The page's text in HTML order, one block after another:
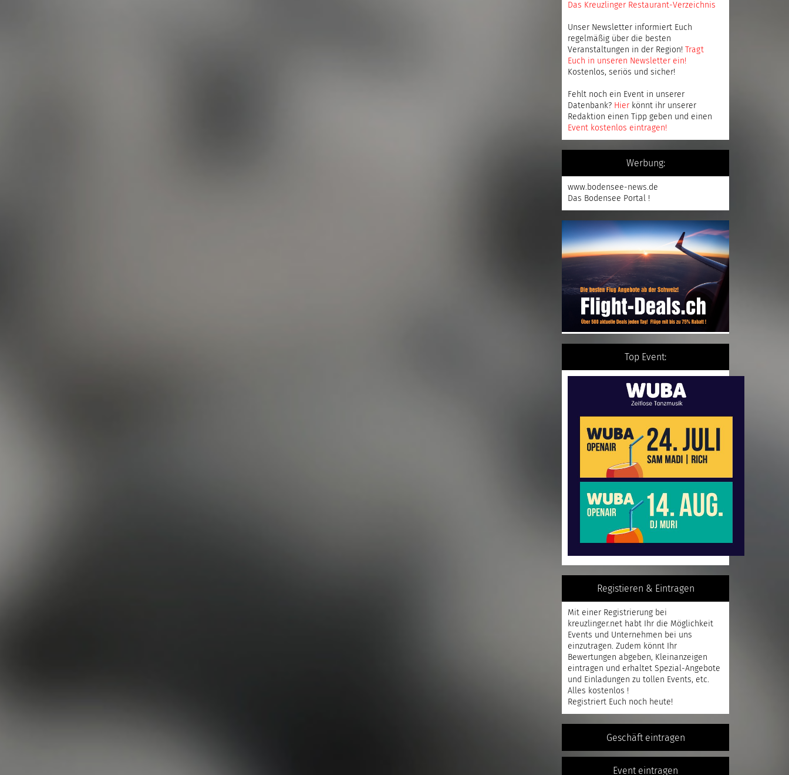
Das Kreuzlinger Restaurant-Verzeichnis
Unser Newsletter informiert Euch
regelmäßig über die besten
Veranstaltungen in der Region! Tragt
Euch in unseren Newsletter ein!
Kostenlos, seriös und sicher!
Fehlt noch ein Event in unserer
Datenbank? Hier könnt ihr unserer
Redaktion einen Tipp geben und einen
Event kostenlos eintragen!
Werbung:
www.bodensee-news.de
Das Bodensee Portal !
Top Event:
Registieren & Eintragen
Mit einer Registrierung bei
kreuzlinger.net habt Ihr die Möglichkeit
Events und Unternehmen bei uns
einzutragen. Zudem könnt Ihr
Bewertungen abgeben, Kleinanzeigen
eintragen und erhaltet Spezial-Angebote
und Einladungen zu tollen Events, etc.
Alles kostenlos !
Registriert Euch noch heute!
Geschäft eintragen
Event eintragen